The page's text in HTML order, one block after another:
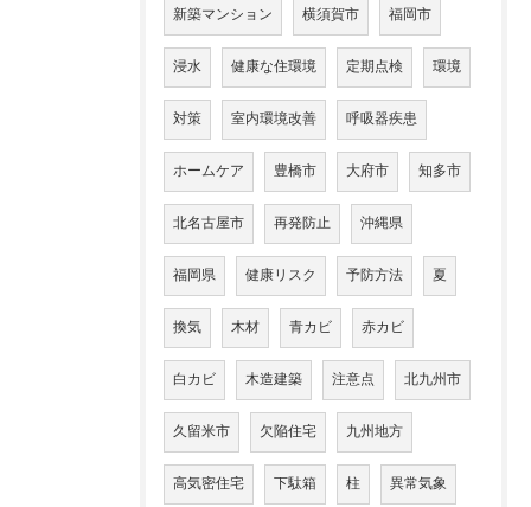
新築マンション 横須賀市 福岡市
浸水 健康な住環境 定期点検 環境
対策 室内環境改善 呼吸器疾患
ホームケア 豊橋市 大府市 知多市
北名古屋市 再発防止 沖縄県
福岡県 健康リスク 予防方法 夏
換気 木材 青カビ 赤カビ
白カビ 木造建築 注意点 北九州市
久留米市 欠陥住宅 九州地方
高気密住宅 下駄箱 柱 異常気象